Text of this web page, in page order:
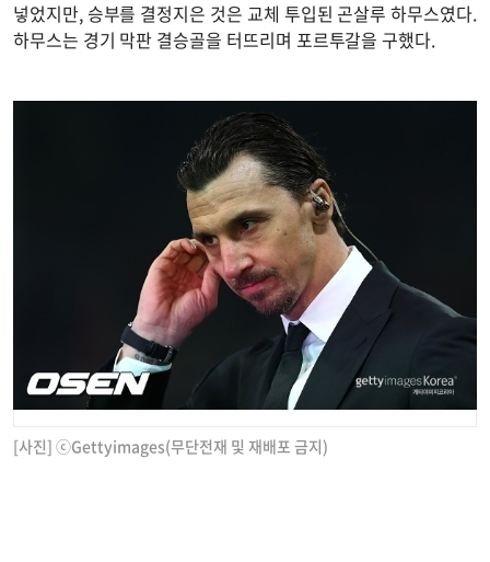
넣었지만, 승부를 결정지은 것은 교체 투입된 곤살루 하무스였다.
하무스는 경기 막판 결승골을 터뜨리며 포르투갈을 구했다.
[사진] ⓒGettyimages(무단전재 및 재배포 금지)